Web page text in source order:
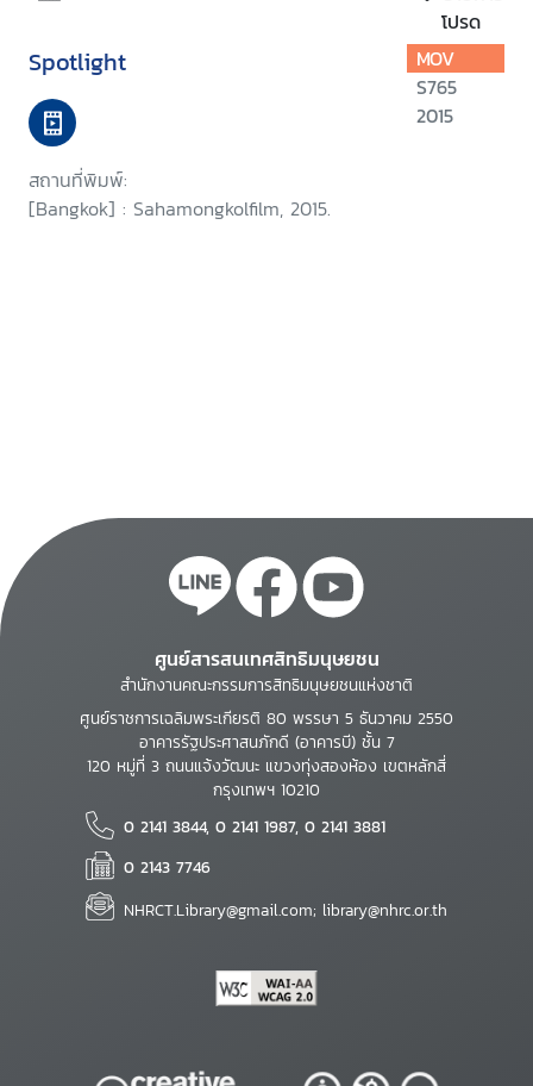
โปรด
Spotlight
สถานที่พิมพ์:
[Bangkok] : Sahamongkolfilm, 2015.
MOV
S765
2015
ศูนย์สารสนเทศสิทธิมนุษยชน
สำนักงานคณะกรรมการสิทธิมนุษยชนแห่งชาติ
ศูนย์ราชการเฉลิมพระเกียรติ 80 พรรษา 5 ธันวาคม 2550
อาคารรัฐประศาสนภักดี (อาคารบี) ชั้น 7
120 หมู่ที่ 3 ถนนแจ้งวัฒนะ แขวงทุ่งสองห้อง เขตหลักสี่
กรุงเทพฯ 10210
0 2141 3844, 0 2141 1987, 0 2141 3881
0 2143 7746
NHRCT.Library@gmail.com; library@nhrc.or.th